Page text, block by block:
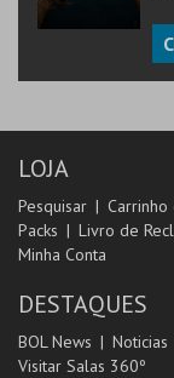
LOJA
Pesquisar
Packs
Livro de
Minha Conta
DESTAQUES
BOL News Noticias
Visitar Salas 360º